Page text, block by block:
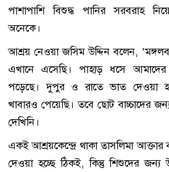
পাশাপাশি বিশুদ্ধ পানির সরবরাহ
অনেকে।
আশ্রয় নেওয়া জসিম উদ্দিন বলেন,
এখানে এসেছি। পাহাড় ধসে
পড়েছে। দুপুর ও রাতে ভাত দেওয়া
খাবারও পেয়েছি। তবে ছোট বাচ্চাদের
দেখিনি।
একই আশ্রয়কেন্দ্রে থাকা তাসলিমা
দেওয়া হচ্ছে ঠিকই, কিন্তু শিশুদের